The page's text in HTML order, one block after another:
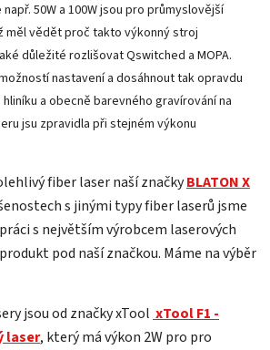
50W a 100W jsou pro průmyslovější
měl vědět proč takto výkonný stroj
důležité rozlišovat Qswitched a MOPA.
nastavení a dosáhnout tak opravdu
a obecně barevného gravírování na
jsu zpravidla při stejném výkonu
fiber laser naší značkyBLATON X
s jinými typy fiber laserů jsme
s největším výrobcem laserových
pod naší značkou. Máme na výběr
jsou od značky xTool xTool F1 -
laser, který má výkon 2W pro pro